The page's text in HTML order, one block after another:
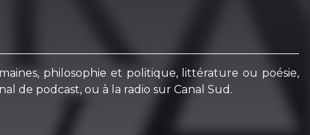
philosophie et politique, littérature ou poésie,
de podcast, ou à la radio sur Canal Sud.